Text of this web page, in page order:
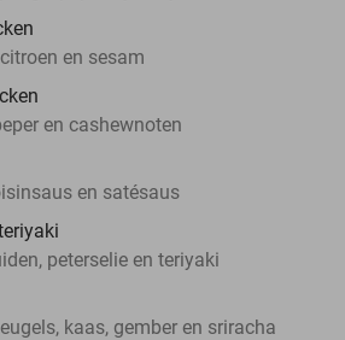
en sesam
en cashewnoten
en satésaus
peterselie en teriyaki
kaas, gember en sriracha